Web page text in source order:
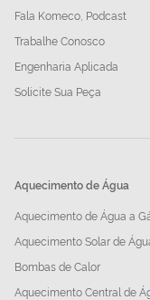
Fala Komeco, Podcast
Trabalhe Conosco
Engenharia Aplicada
Solicite Sua Peça
Aquecimento de Água
Aquecimento de Água a
Aquecimento Solar de
Bombas de Calor
Aquecimento Central de